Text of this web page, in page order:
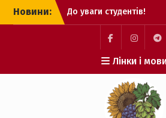
Перейти
Новини:
До уваги студентів!
Вітаємо нашого
Кунденка Олександра
Миколайовича з
перемогою у
Міжнародному конкурсі
студентських наукових
Вступайте на
facebook
Лінки і